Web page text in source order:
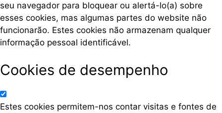
seu navegador para bloquear ou alertá-lo(a) sobre
esses cookies, mas algumas partes do website não
funcionarão. Estes cookies não armazenam qualquer
informação pessoal identificável.
Cookies de desempenho
Estes cookies permitem-nos contar visitas e fontes de